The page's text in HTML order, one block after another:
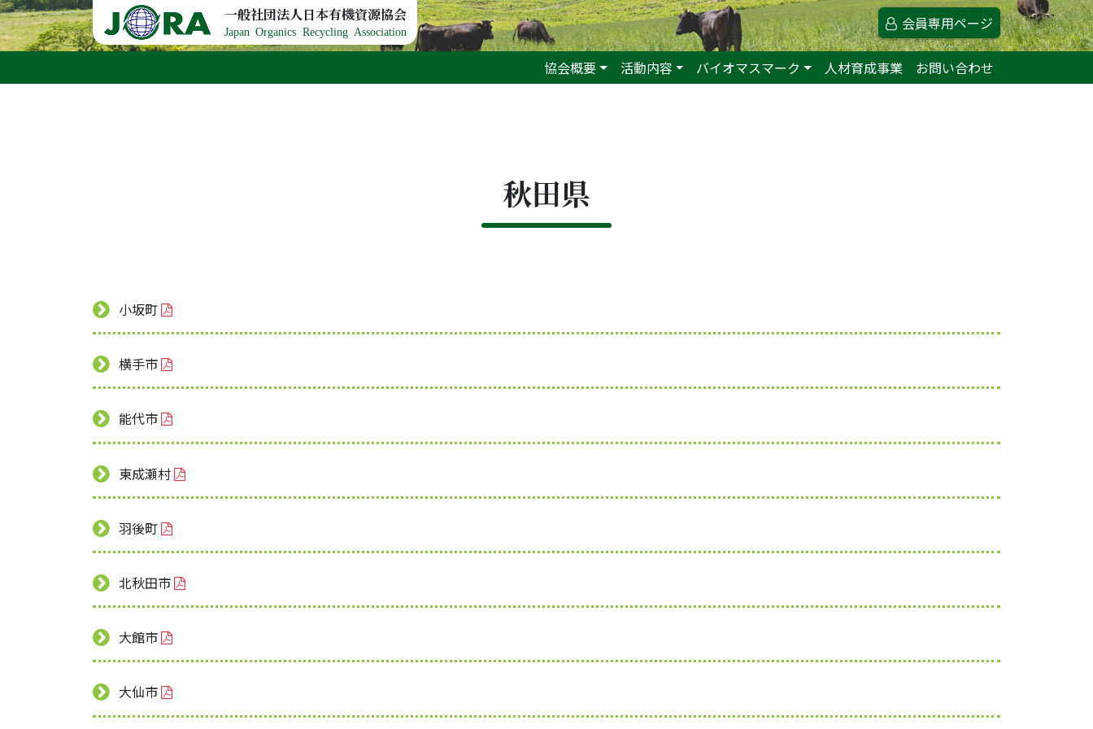
Skip to content 一般社団法人日本有機資源協会
Japan Organics Recycling Association 会員専用ページ
協会概要 活動内容 バイオマスマーク 人材育成事業 お問い合わせ
秋田県
小坂町
横手市
能代市
東成瀬村
羽後町
北秋田市
大館市
大仙市